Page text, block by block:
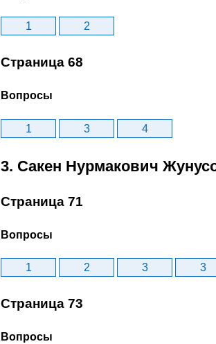
1 2
Страница 68
Вопросы
1 3 4
3. Сакен Нурмакович
Страница 71
Вопросы
1 2 3 3
Страница 73
Вопросы